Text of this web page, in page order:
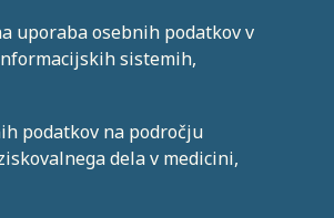
uporaba osebnih podatkov v
sistemih,
podatkov na področju
dela v medicini,